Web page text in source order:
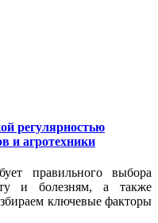
регулярностью
и агротехники
правильного выбора
и болезням, а также
ключевые факторы